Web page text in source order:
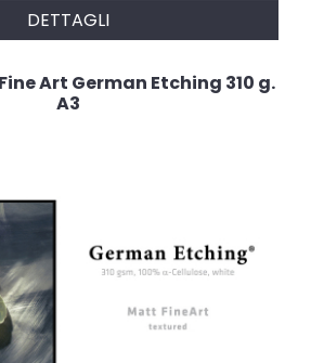
DETTAGLI
Art German Etching 310 g.
A3